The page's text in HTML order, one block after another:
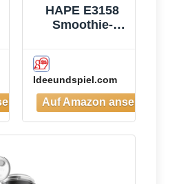
HAPE E3158
Smoothie-
Ideeundspiel.com